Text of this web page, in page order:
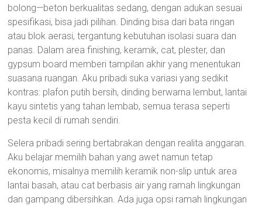
bolong—beton berkualitas sedang, dengan adukan sesuai
spesifikasi, bisa jadi pilihan. Dinding bisa dari bata ringan
atau blok aerasi, tergantung kebutuhan isolasi suara dan
panas. Dalam area finishing, keramik, cat, plester, dan
gypsum board memberi tampilan akhir yang menentukan
suasana ruangan. Aku pribadi suka variasi yang sedikit
kontras: plafon putih bersih, dinding berwarna lembut, lantai
kayu sintetis yang tahan lembab, semua terasa seperti
pesta kecil di rumah sendiri.
Selera pribadi sering bertabrakan dengan realita anggaran.
Aku belajar memilih bahan yang awet namun tetap
ekonomis, misalnya memilih keramik non-slip untuk area
lantai basah, atau cat berbasis air yang ramah lingkungan
dan gampang dibersihkan. Ada juga opsi ramah lingkungan